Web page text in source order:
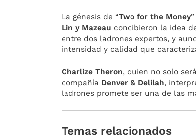
La génesis de “Two for the Money
Lin y Mazeau concibieron la idea
entre dos ladrones expertos, y
intensidad y calidad que
Charlize Theron, quien no solo
compañía Denver & Delilah,
ladrones promete ser una de las
Temas relacionados